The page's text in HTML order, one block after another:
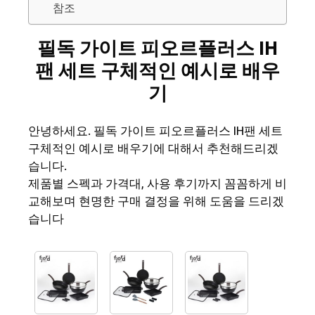
참조
필독 가이트 피오르플러스 IH
팬 세트 구체적인 예시로 배우
기
안녕하세요. 필독 가이트 피오르플러스 IH팬 세트
구체적인 예시로 배우기에 대해서 추천해드리겠
습니다.
제품별 스펙과 가격대, 사용 후기까지 꼼꼼하게 비
교해보며 현명한 구매 결정을 위해 도움을 드리겠
습니다